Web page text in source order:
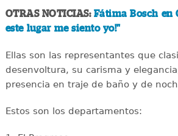
OTRAS NOTICIAS: Fátima Bosch en
este lugar me siento yo!"
Ellas son las representantes que
desenvoltura, su carisma y
presencia en traje de baño y de
Estos son los departamentos: